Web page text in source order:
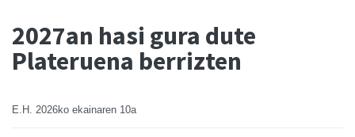
2027an hasi gura dute
Plateruena berrizten
E.H. 2026ko ekainaren 10a